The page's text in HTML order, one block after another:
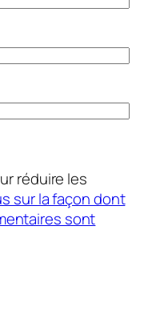
réduire les
sur la façon dont
sont